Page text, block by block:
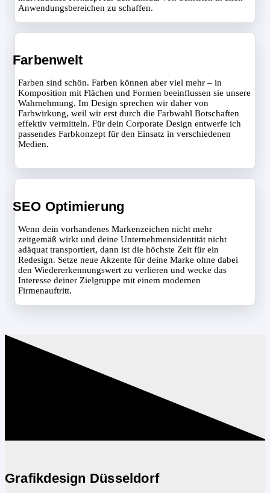
Anwendungsbereichen zu schaffen.
Farbenwelt
Farben sind schön. Farben können aber viel mehr – in
Komposition mit Flächen und Formen beeinflussen sie unsere
Wahrnehmung. Im Design sprechen wir daher von
Farbwirkung, weil wir erst durch die Farbwahl Botschaften
effektiv vermitteln. Für dein Corporate Design entwerfe ich
passendes Farbkonzept für den Einsatz in verschiedenen
Medien.
SEO Optimierung
Wenn dein vorhandenes Markenzeichen nicht mehr
zeitgemäß wirkt und deine Unternehmensidentität nicht
adäquat transportiert, dann ist die höchste Zeit für ein
Redesign. Setze neue Akzente für deine Marke ohne dabei
den Wiedererkennungswert zu verlieren und wecke das
Interesse deiner Zielgruppe mit einem modernen
Firmenauftritt.
Grafikdesign Düsseldorf